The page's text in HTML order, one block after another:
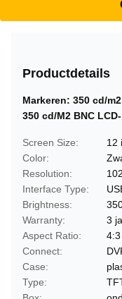
Productdetails
Markeren: 350 cd/
350 cd/M2 BNC
Screen Size:
12
Color:
Resolution:
Interface Type:
Brightness:
Warranty:
3
Aspect Ratio:
4:3
Connect:
Case:
Type: